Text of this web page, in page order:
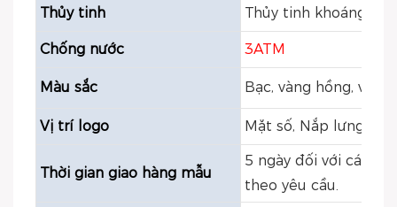
Thủy tinh Thủy tinh khoáng/
Chống nước 3ATM
Màu sắc Bạc, vàng hồng,
Vị trí logo Mặt số, Nắp lưng,
Thời gian giao hàng mẫu
5 ngày đối với các
theo yêu cầu.